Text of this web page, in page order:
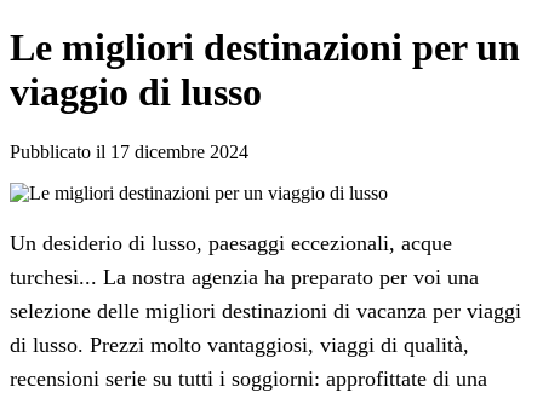
Le migliori destinazioni per un
viaggio di lusso
Pubblicato il 17 dicembre 2024
Un desiderio di lusso, paesaggi eccezionali, acque
turchesi... La nostra agenzia ha preparato per voi una
selezione delle migliori destinazioni di vacanza per viaggi
di lusso. Prezzi molto vantaggiosi, viaggi di qualità,
recensioni serie su tutti i soggiorni: approfittate di una